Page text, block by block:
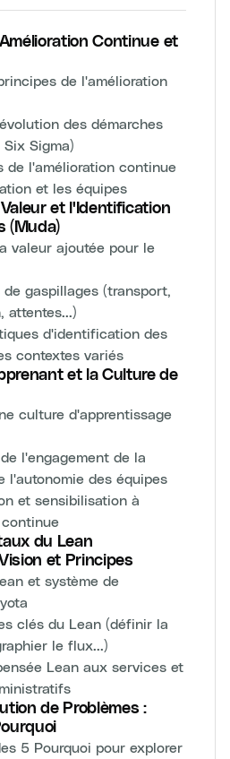
Continue et
de l'amélioration
des démarches
Sigma)
de l'amélioration continue
et les équipes
et l'Identification
(Muda)
valeur ajoutée pour le
de gaspillages (transport,
attentes...)
d'identification des
contextes variés
et la Culture de
culture d'apprentissage
l'engagement de la
l'autonomie des équipes
et sensibilisation à
du Lean
et Principes
et système de
clés du Lean (définir la
le flux...)
Lean aux services et
de Problèmes :
5 Pourquoi pour explorer